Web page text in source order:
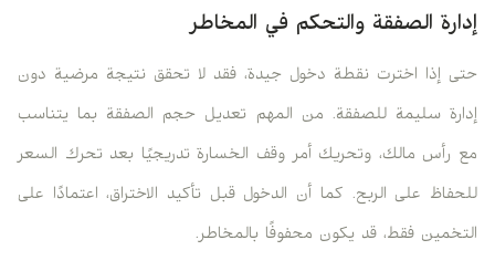
إدارة الصفقة والتحكم في المخاطر
حتى إذا اخترت نقطة دخول جيدة، فقد لا تحقق نتيجة مرضية دون
إدارة سليمة للصفقة. من المهم تعديل حجم الصفقة بما يتناسب
مع رأس مالك، وتحريك أمر وقف الخسارة تدريجيًا بعد تحرك السعر
للحفاظ على الربح. كما أن الدخول قبل تأكيد الاختراق، اعتمادًا على
التخمين فقط، قد يكون محفوفًا بالمخاطر.